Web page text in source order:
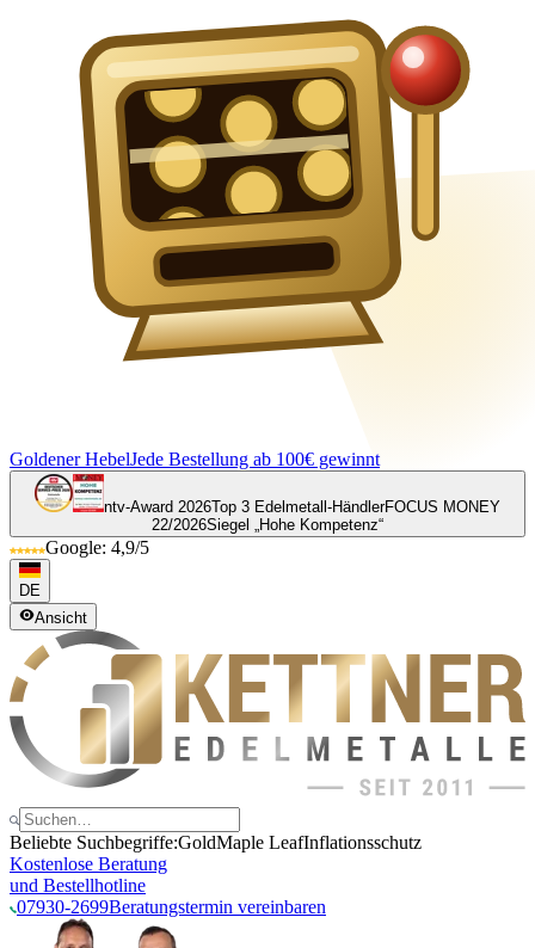
Goldener HebelJede Bestellung ab 100€ gewinnt
ntv-Award 2026Top 3 Edelmetall-HändlerFOCUS MONEY
22/2026Siegel „Hohe Kompetenz“
Google: 4,9/5
DE
Ansicht
Beliebte Suchbegriffe:GoldMaple LeafInflationsschutz
Kostenlose Beratung
und Bestellhotline
07930-2699Beratungstermin vereinbaren